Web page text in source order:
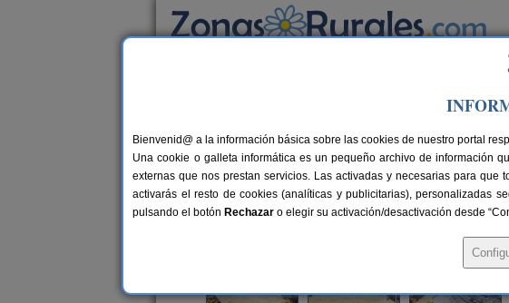
Busca por
> Casa Rural
Casa Rural Entre Valles
Casa Rural en Benllera (León)
Alquiler completo 4 plazas 30 km de León
Bienvenid@ a la información básica sobre las cookies de nuestro portal
Una cookie o galleta informática es un pequeño archivo de información
externas que nos prestan servicios. Las activadas y necesarias para
activarás el resto de cookies (analíticas y publicitarias), personalizadas
pulsando el botón Rechazar o elegir su activación/desactivación desde